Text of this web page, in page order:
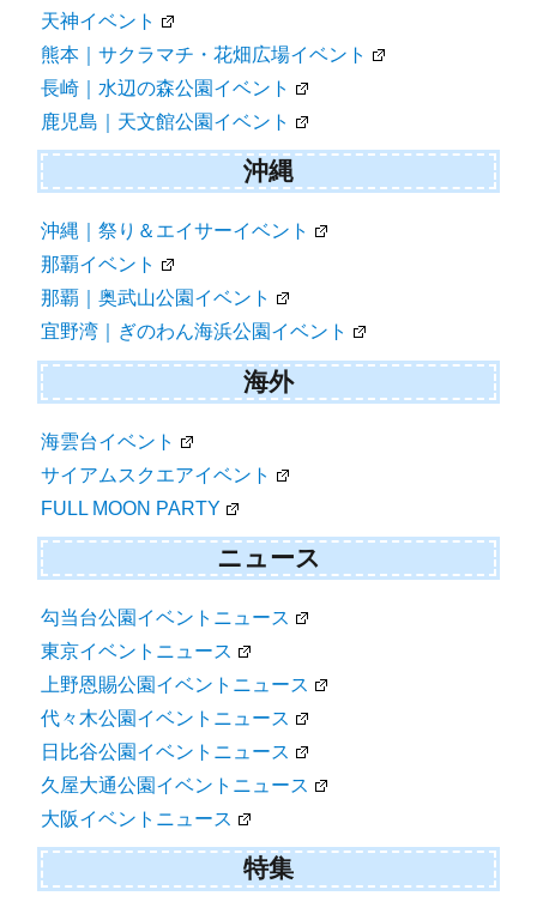
天神イベント
熊本｜サクラマチ・花畑広場イベント
長崎｜水辺の森公園イベント
鹿児島｜天文館公園イベント
沖縄
沖縄｜祭り＆エイサーイベント
那覇イベント
那覇｜奥武山公園イベント
宜野湾｜ぎのわん海浜公園イベント
海外
海雲台イベント
サイアムスクエアイベント
FULL MOON PARTY
ニュース
勾当台公園イベントニュース
東京イベントニュース
上野恩賜公園イベントニュース
代々木公園イベントニュース
日比谷公園イベントニュース
久屋大通公園イベントニュース
大阪イベントニュース
特集